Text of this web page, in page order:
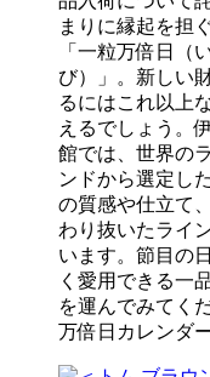
まりに縁起を担
「一粒万倍日（
び）」。新しい
るにはこれ以上
えるでしょう。
館では、世界の
ンドから選定し
の質感や仕立て
わり抜いたライ
います。節目の
く愛用できる一
を運んでみてく
万倍日カレンダ